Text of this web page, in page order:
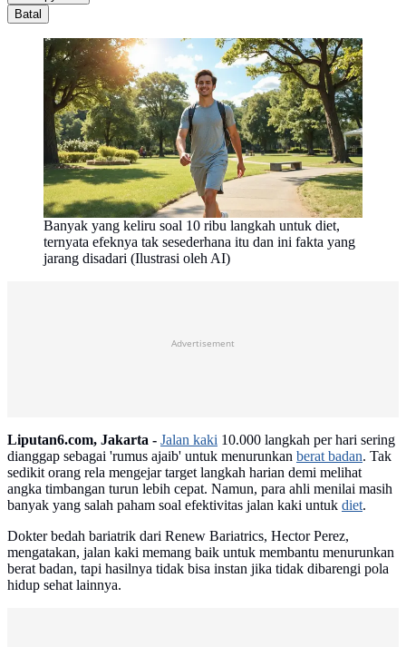
Batal
Banyak yang keliru soal 10 ribu langkah untuk diet,
ternyata efeknya tak sesederhana itu dan ini fakta yang
jarang disadari (Ilustrasi oleh AI)
Advertisement
Liputan6.com, Jakarta - Jalan kaki 10.000 langkah per hari sering
dianggap sebagai 'rumus ajaib' untuk menurunkan berat badan. Tak
sedikit orang rela mengejar target langkah harian demi melihat
angka timbangan turun lebih cepat. Namun, para ahli menilai masih
banyak yang salah paham soal efektivitas jalan kaki untuk diet.
Dokter bedah bariatrik dari Renew Bariatrics, Hector Perez,
mengatakan, jalan kaki memang baik untuk membantu menurunkan
berat badan, tapi hasilnya tidak bisa instan jika tidak dibarengi pola
hidup sehat lainnya.